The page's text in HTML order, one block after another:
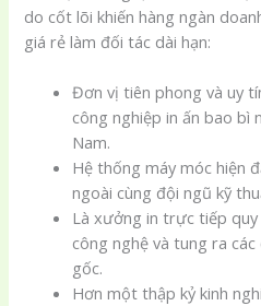
do cốt lõi khiến hàng ngàn
giá rẻ làm đối tác dài hạn:
Đơn vị tiên phong và uy
công nghiệp in ấn bao
Nam.
Hệ thống máy móc hiện
ngoài cùng đội ngũ kỹ
Là xưởng in trực tiếp
công nghệ và tung ra
gốc.
Hơn một thập kỷ kinh